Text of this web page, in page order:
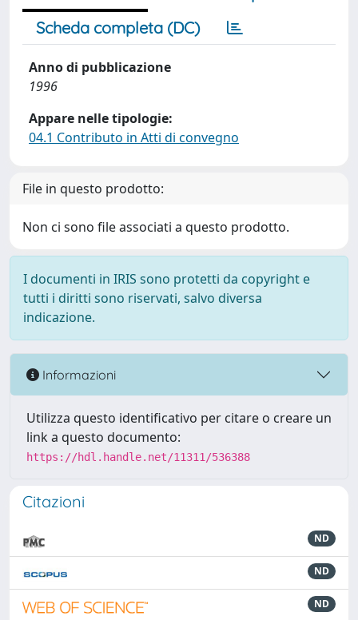
Scheda completa (DC)
Anno di pubblicazione
1996
Appare nelle tipologie:
04.1 Contributo in Atti di convegno
File in questo prodotto:
Non ci sono file associati a questo prodotto.
I documenti in IRIS sono protetti da copyright e
tutti i diritti sono riservati, salvo diversa
indicazione.
Informazioni
Utilizza questo identificativo per citare o creare un
link a questo documento:
https://hdl.handle.net/11311/536388
Citazioni
ND
ND
ND